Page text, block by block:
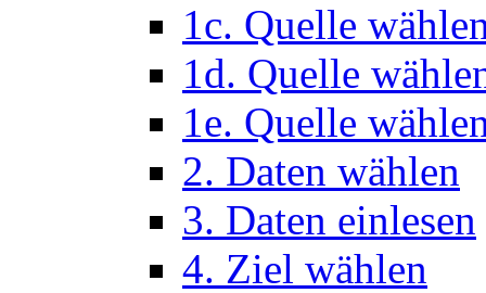
1c. Quelle
1d. Quelle
1e. Quelle
2. Daten wählen
3. Daten einlesen
4. Ziel wählen